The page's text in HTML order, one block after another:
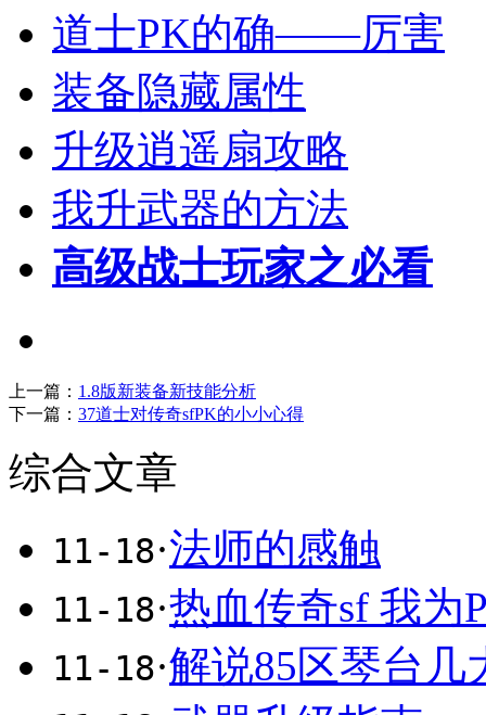
道士PK的确――厉害
装备隐藏属性
升级逍遥扇攻略
我升武器的方法
高级战士玩家之必看
上一篇： 1.8版新装备新技能分析
下一篇： 37道士对传奇sfPK的小小心得
综合文章
11-18·法师的感触
11-18·热血传奇sf 我为
11-18·解说85区琴台几